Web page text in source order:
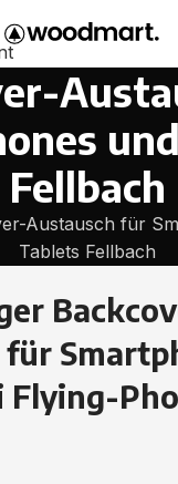
Fellbach
Austausch für
Tablets Fellbach
Flying-